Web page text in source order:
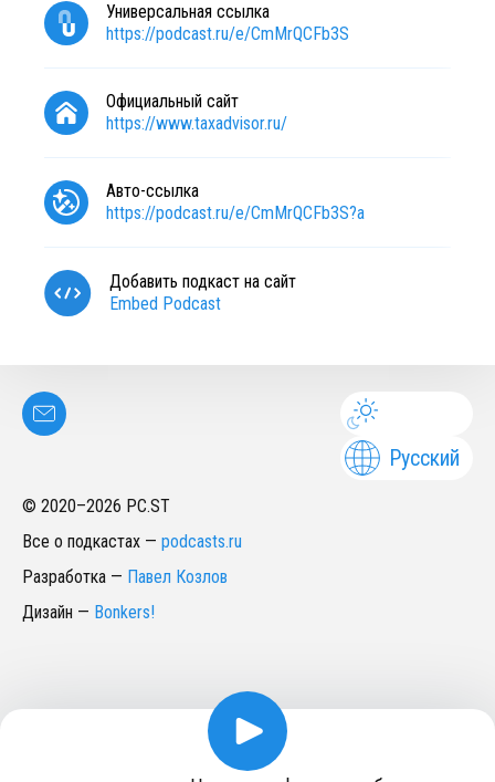
Универсальная ссылка
https://podcast.ru/e/CmMrQCFb3S
Официальный сайт
https://www.taxadvisor.ru/
Авто-ссылка
https://podcast.ru/e/CmMrQCFb3S?a
Добавить подкаст на сайт
Embed Podcast
Русский
© 2020–2026 PC.ST
Все о подкастах — podcasts.ru
Разработка — Павел Козлов
Дизайн — Bonkers!